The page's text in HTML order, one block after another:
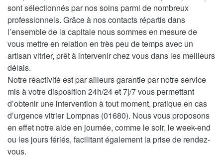
sont sélectionnés par nos soins parmi de nombreux
professionnels. Grâce à nos contacts répartis dans
l’ensemble de la capitale nous sommes en mesure de
vous mettre en relation en très peu de temps avec un
artisan vitrier, prêt à intervenir chez vous dans les meilleurs
délais.
Notre réactivité est par ailleurs garantie par notre service
mis à votre disposition 24h/24 et 7j/7 vous permettant
d’obtenir une intervention à tout moment, pratique en cas
d’urgence vitrier Lompnas (01680). Nous vous proposons
en effet notre aide en journée, comme le soir, le week-end
ou les jours fériés, facilitant également la prise de rendez-
vous.